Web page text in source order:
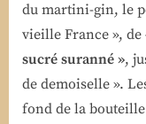
du martini-gin, le
vieille France »,
sucré suranné »,
de demoiselle ».
fond de la